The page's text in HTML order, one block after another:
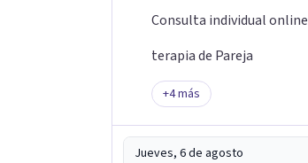
Consulta individual online
terapia de Pareja
+4más
Jueves, 6 de agosto